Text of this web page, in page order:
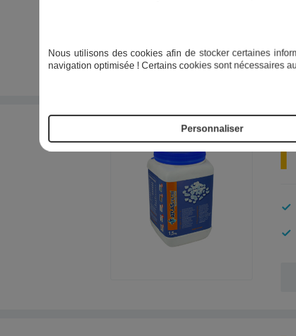
PROMO
Nous utilisons des cookies afin de stocker certaines
navigation optimisée ! Certains cookies sont nécessaires
Personnaliser